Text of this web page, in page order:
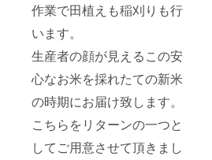
作業で田植えも稲刈りも行
います。
生産者の顔が見えるこの安
心なお米を採れたての新米
の時期にお届け致します。
こちらをリターンの一つと
してご用意させて頂きまし